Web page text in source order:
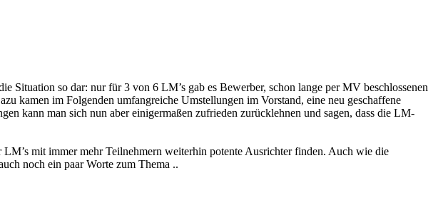
Situation so dar: nur für 3 von 6 LM’s gab es Bewerber, schon lange per MV beschlossenen
kamen im Folgenden umfangreiche Umstellungen im Vorstand, eine neu geschaffene
kann man sich nun aber einigermaßen zufrieden zurücklehnen und sagen, dass die LM-
mit immer mehr Teilnehmern weiterhin potente Ausrichter finden. Auch wie die
noch ein paar Worte zum Thema ..